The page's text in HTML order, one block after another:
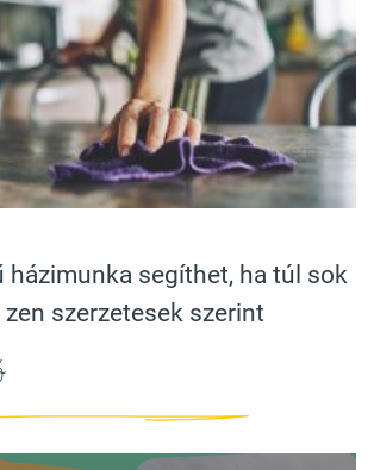
házimunka segíthet, ha túl sok
szerzetesek szerint